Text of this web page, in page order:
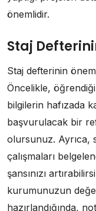
önemlidir.
Staj
Staj defterinin
Öncelikle,
bilgilerin hafızada
başvurulacak bir
olursunuz. Ayrıca,
çalışmaları
şansınızı
kurumunuzun
hazırlandığında,